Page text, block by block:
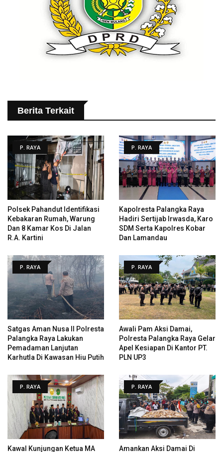
Berita Terkait
P. RAYA
Polsek Pahandut Identifikasi
Kebakaran Rumah, Warung
Dan 8 Kamar Kos Di Jalan
R.A. Kartini
P. RAYA
Kapolresta Palangka Raya
Hadiri Sertijab Irwasda, Karo
SDM Serta Kapolres Kobar
Dan Lamandau
P. RAYA
Satgas Aman Nusa II Polresta
Palangka Raya Lakukan
Pemadaman Lanjutan
Karhutla Di Kawasan Hiu Putih
P. RAYA
Awali Pam Aksi Damai,
Polresta Palangka Raya Gelar
Apel Kesiapan Di Kantor PT.
PLN UP3
P. RAYA
Kawal Kunjungan Ketua MA
P. RAYA
Amankan Aksi Damai Di